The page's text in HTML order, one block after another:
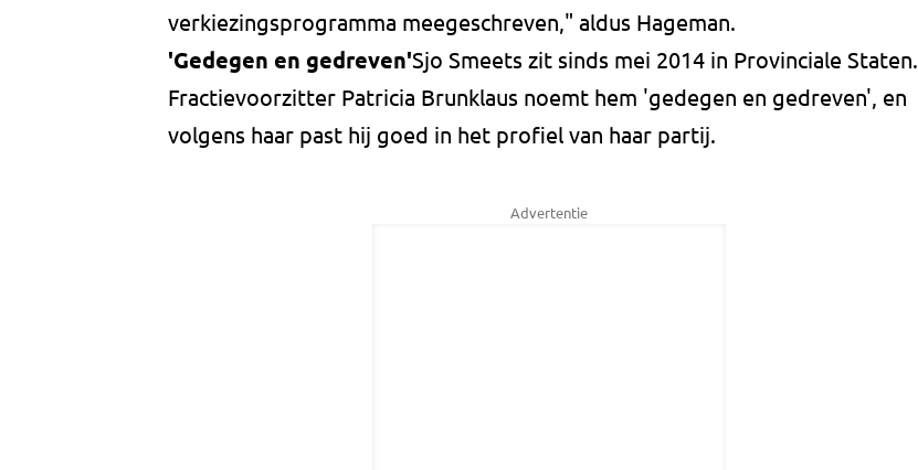
verkiezingsprogramma meegeschreven," aldus Hageman.
'Gedegen en gedreven'Sjo Smeets zit sinds mei 2014 in Provinciale Staten.
Fractievoorzitter Patricia Brunklaus noemt hem 'gedegen en gedreven', en
volgens haar past hij goed in het profiel van haar partij.
Advertentie